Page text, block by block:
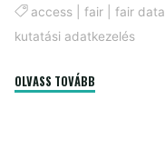
access| fair| fair data
kutatási adatkezelés
OLVASS TOVÁBB